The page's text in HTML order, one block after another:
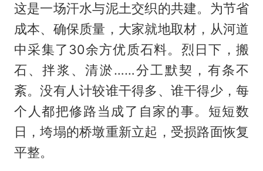
这是一场汗水与泥土交织的共建。为节省
成本、确保质量，大家就地取材，从河道
中采集了30余方优质石料。烈日下，搬
石、拌浆、清淤……分工默契，有条不
紊。没有人计较谁干得多、谁干得少，每
个人都把修路当成了自家的事。短短数
日，垮塌的桥墩重新立起，受损路面恢复
平整。